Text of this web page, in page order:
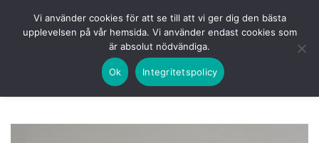
KOMMANDE LOGGA IN
Vi använder cookies för att se till att vi ger dig den bästa
upplevelsen på vår hemsida. Vi använder endast cookies som
är absolut nödvändiga.
Ok Integritetspolicy